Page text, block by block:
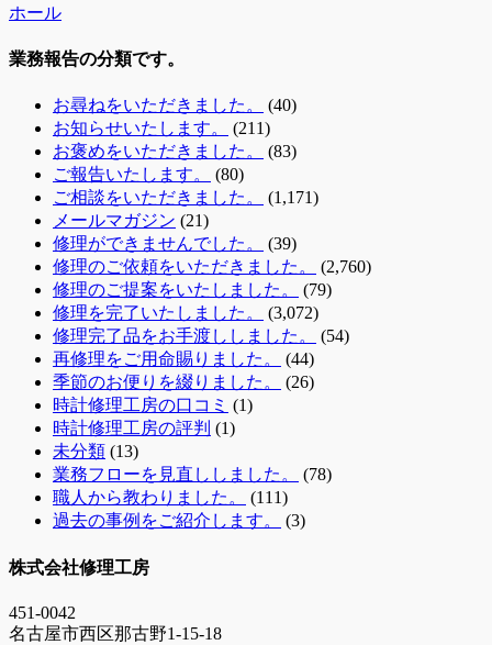
ホール
業務報告の分類です。
お尋ねをいただきました。
(40)
お知らせいたします。
(211)
お褒めをいただきました。
(83)
ご報告いたします。
(80)
ご相談をいただきました。
(1,171)
メールマガジン (21)
修理ができませんでした。
(39)
修理のご依頼をいただきました。
(2,760)
修理のご提案をいたしました。
(79)
修理を完了いたしました。
(3,072)
修理完了品をお手渡ししました。
(54)
再修理をご用命賜りました。
(44)
季節のお便りを綴りました。
(26)
時計修理工房の口コミ (1)
時計修理工房の評判 (1)
未分類 (13)
業務フローを見直ししました。
(78)
職人から教わりました。
(111)
過去の事例をご紹介します。
(3)
株式会社修理工房
451-0042
名古屋市西区那古野1-15-18